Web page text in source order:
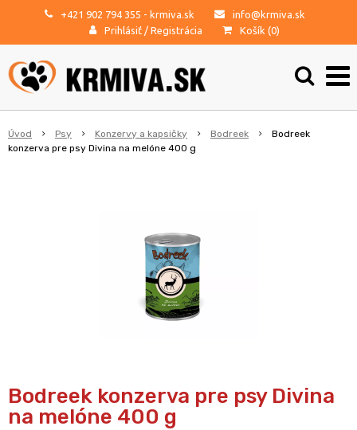
+421 902 794 355 - krmiva.sk
info@krmiva.sk
Prihlásiť / Registrácia Košík (0)
Úvod Psy Konzervy a kapsičky Bodreek
Bodreek
konzerva pre psy Divina na melóne 400 g
Bodreek konzerva pre psy Divina
na melóne 400 g